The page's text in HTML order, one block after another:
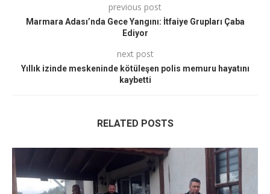
previous post
Marmara Adası’nda Gece Yangını: İtfaiye Grupları Çaba
Ediyor
next post
Yıllık izinde meskeninde kötüleşen polis memuru hayatını
kaybetti
RELATED POSTS